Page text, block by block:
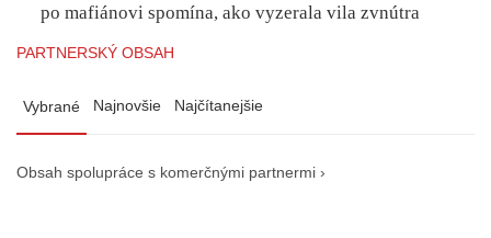
po mafiánovi spomína, ako vyzerala vila zvnútra
PARTNERSKÝ OBSAH
Vybrané Najnovšie Najčítanejšie
Obsah spolupráce s komerčnými partnermi ›